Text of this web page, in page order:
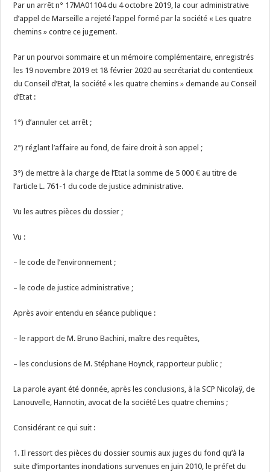
Par un arrêt n° 17MA01104 du 4 octobre 2019, la cour administrative
d’appel de Marseille a rejeté l’appel formé par la société « Les quatre
chemins » contre ce jugement.
Par un pourvoi sommaire et un mémoire complémentaire, enregistrés
les 19 novembre 2019 et 18 février 2020 au secrétariat du contentieux
du Conseil d’Etat, la société « les quatre chemins » demande au Conseil
d’Etat :
1°) d’annuler cet arrêt ;
2°) réglant l’affaire au fond, de faire droit à son appel ;
3°) de mettre à la charge de l’Etat la somme de 5 000 € au titre de
l’article L. 761-1 du code de justice administrative.
Vu les autres pièces du dossier ;
Vu :
– le code de l’environnement ;
– le code de justice administrative ;
Après avoir entendu en séance publique :
– le rapport de M. Bruno Bachini, maître des requêtes,
– les conclusions de M. Stéphane Hoynck, rapporteur public ;
La parole ayant été donnée, après les conclusions, à la SCP Nicolaÿ, de
Lanouvelle, Hannotin, avocat de la société Les quatre chemins ;
Considérant ce qui suit :
1. Il ressort des pièces du dossier soumis aux juges du fond qu’à la
suite d’importantes inondations survenues en juin 2010, le préfet du